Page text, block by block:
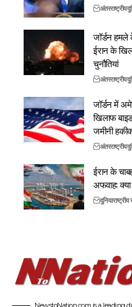
अंतरराष्ट्रीय
जॉर्डन हमले
ईरान के
चुनौतियां
अंतरराष्ट्रीय
जॉर्डन में
खिलाफ
जमीनी
अंतरराष्ट्रीय
ईरान के
अफवाह:
दुनियाराष्ट्रीय
NewstoNation.com is a leading